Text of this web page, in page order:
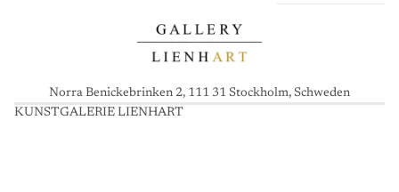
Norra Benickebrinken 2, 111 31 Stockholm, Schweden
KUNSTGALERIE LIENHART